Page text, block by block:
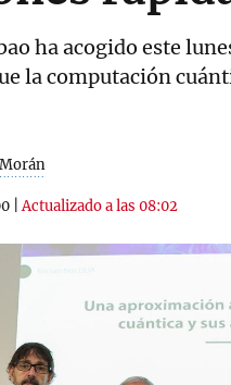
ha acogido este
la computación
|Actualizado a las 08:02